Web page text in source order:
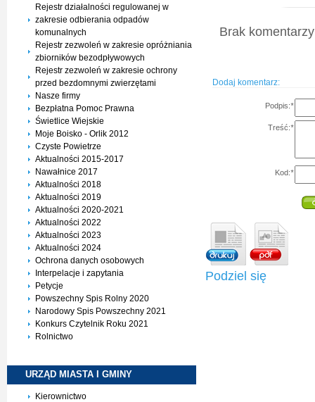
Rejestr działalności regulowanej w
zakresie odbierania odpadów
komunalnych
Rejestr zezwoleń w zakresie opróżniania
zbiorników bezodpływowych
Rejestr zezwoleń w zakresie ochrony
przed bezdomnymi zwierzętami
Nasze firmy
Bezpłatna Pomoc Prawna
Świetlice Wiejskie
Moje Boisko - Orlik 2012
Czyste Powietrze
Aktualności 2015-2017
Nawałnice 2017
Aktualności 2018
Aktualności 2019
Aktualności 2020-2021
Aktualności 2022
Aktualności 2023
Aktualności 2024
Ochrona danych osobowych
Interpelacje i zapytania
Petycje
Powszechny Spis Rolny 2020
Narodowy Spis Powszechny 2021
Konkurs Czytelnik Roku 2021
Rolnictwo
URZĄD MIASTA I GMINY
Kierownictwo
Brak
Dodaj komentarz:
Podpis:*
Treść:*
Kod:*
Podziel się